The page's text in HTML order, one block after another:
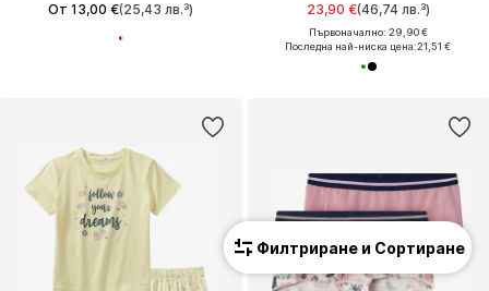
От 13,00 €(25,43 лв.³) 23,90 €(46,74 лв.³)
Първоначално: 29,90 €
Последна най-ниска цена:21,51 €
Филтриране и Сортиране